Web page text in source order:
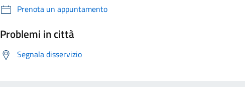
Prenota un appuntamento
Problemi in città
Segnala disservizio